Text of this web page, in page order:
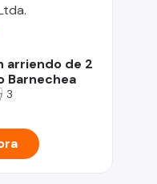
arriendo de 2
Barnechea
3